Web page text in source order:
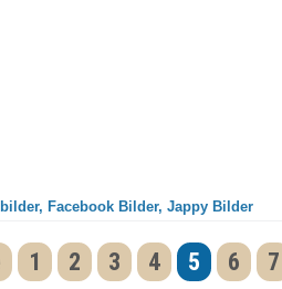
Facebook Bilder, Jappy Bilder
1 2 3 4 5 6 7